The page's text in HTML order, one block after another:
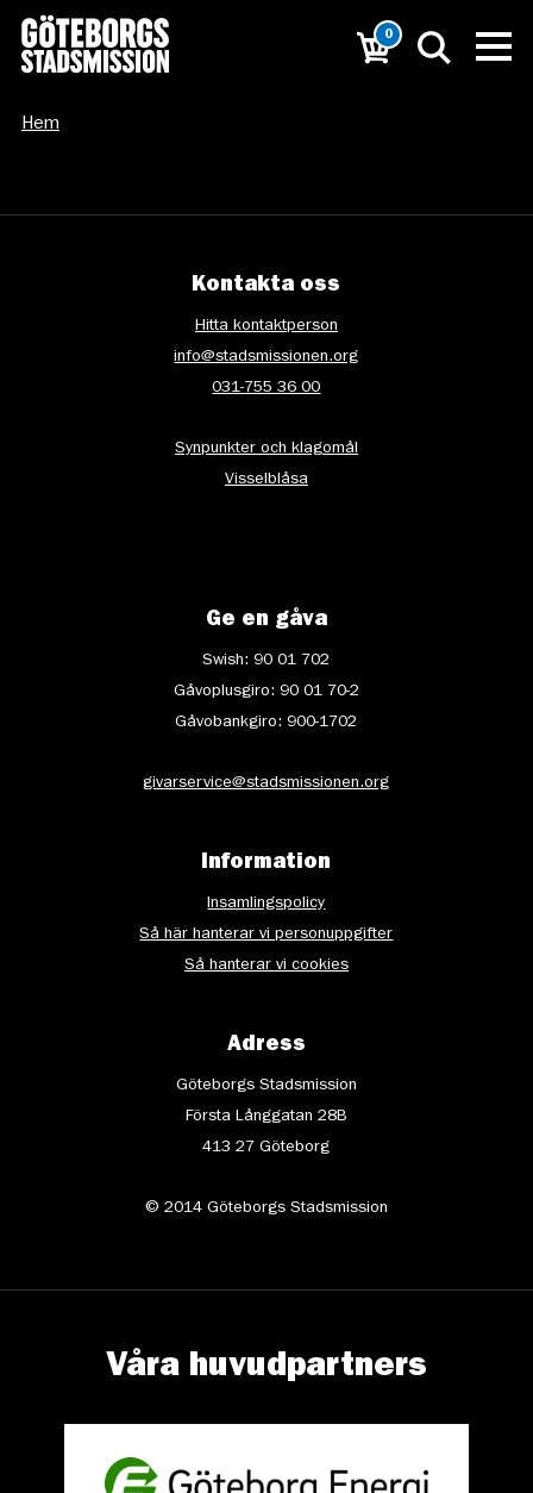
0
Hem
Kontakta oss
Hitta kontaktperson
info@stadsmissionen.org
031-755 36 00
Synpunkter och klagomål
Visselblåsa
Ge en gåva
Swish: 90 01 702
Gåvoplusgiro: 90 01 70-2
Gåvobankgiro: 900-1702
givarservice@stadsmissionen.org
Information
Insamlingspolicy
Så här hanterar vi personuppgifter
Så hanterar vi cookies
Adress
Göteborgs Stadsmission
Första Långgatan 28B
413 27 Göteborg
© 2014 Göteborgs Stadsmission
Våra huvudpartners